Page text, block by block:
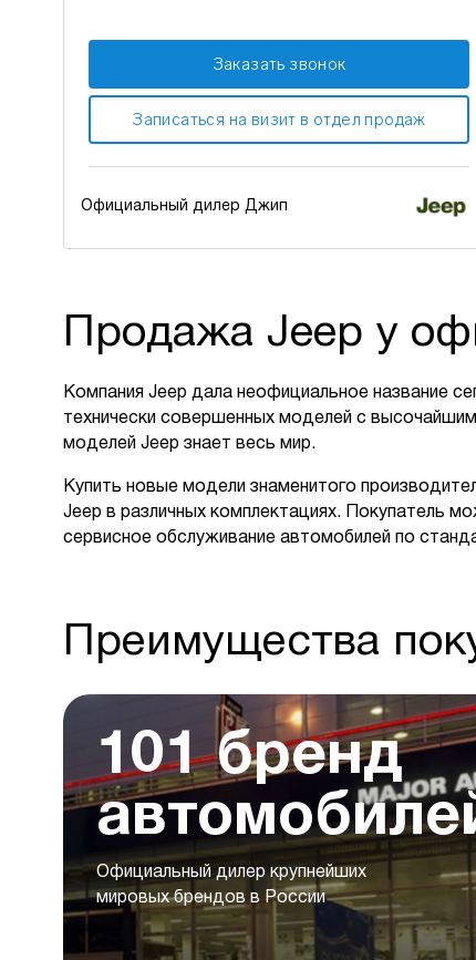
Заказать звонок
Записаться на визит в отдел продаж
Официальный дилер Джип
Продажа Jeep у
Компания Jeep дала неофициальное название
технически совершенных моделей с
моделей Jeep знает весь мир.
Купить новые модели знаменитого
Jeep в различных комплектациях. Покупатель
сервисное обслуживание автомобилей по
Преимущества
101 бренд
Официальный дилер крупнейших
мировых брендов в России